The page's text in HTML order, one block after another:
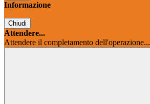
Informazione
Chiudi
Attendere...
Attendere il completamento dell'operazione...